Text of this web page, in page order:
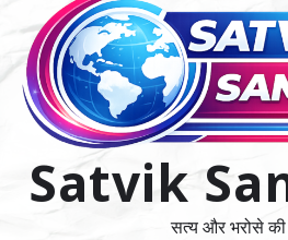
Satvik
सत्य और भरोसे